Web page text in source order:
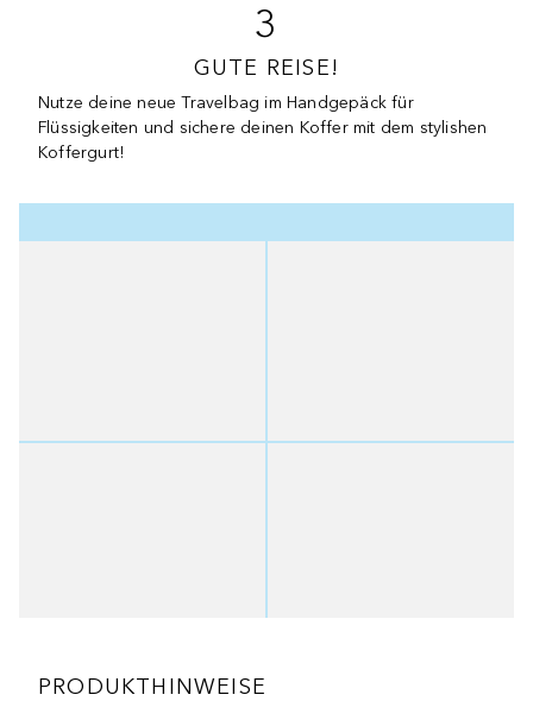
3
GUTE REISE!
Nutze deine neue Travelbag im Handgepäck für
Flüssigkeiten und sichere deinen Koffer mit dem stylishen
Koffergurt!
PRODUKTHINWEISE